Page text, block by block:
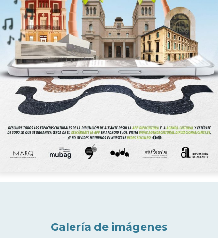
Galería de imágenes